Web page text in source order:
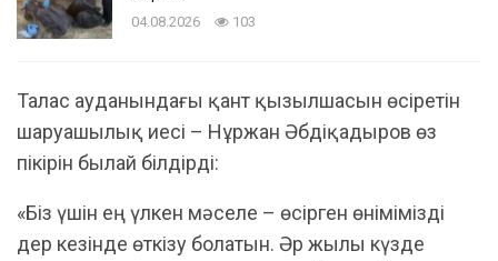
04.08.2026 103
Талас ауданындағы қант қызылшасын өсіретін
шаруашылық иесі – Нұржан Әбдіқадыров өз
пікірін былай білдірді:
«Біз үшін ең үлкен мәселе – өсірген өнімімізді
дер кезінде өткізу болатын. Әр жылы күзде